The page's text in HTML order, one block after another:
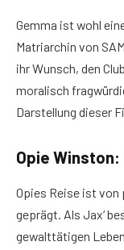
Gemma ist wohl
Matriarchin von
ihr Wunsch, den
moralisch
Darstellung dieser
Opie
Opies Reise ist von
geprägt. Als Jax‘
gewalttätigen